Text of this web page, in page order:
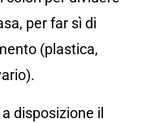
per far sì di
(plastica,
disposizione il